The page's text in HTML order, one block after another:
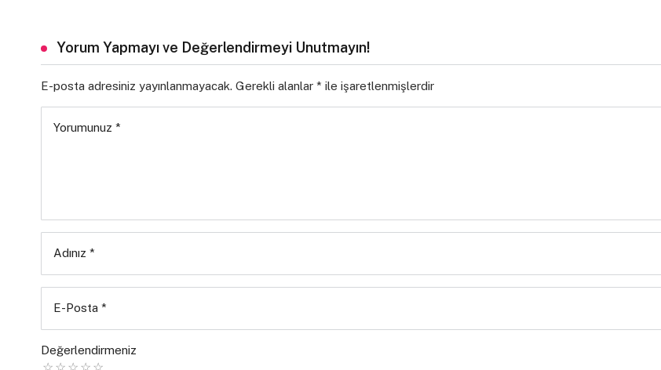
Yorum Yapmayı ve Değerlendirmeyi Unutmayın!
E-posta adresiniz yayınlanmayacak. Gerekli alanlar * ile işaretlenmişlerdir
Yorumunuz *
Adınız *
E-Posta *
Değerlendirmeniz